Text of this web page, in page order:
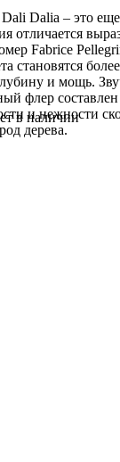
Dalia – это
отличается
Fabrice
становятся
и мощь.
флер
и нежности
дерева.
в наличии